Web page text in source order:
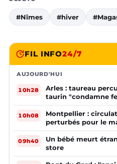
#Nîmes #hiver
FIL INFO24/7
AUJOURD'HUI
10h28
Arles : taureau
taurin "condamne
10h08
Montpellier :
perturbés pour le
09h40
Un bébé meurt
store